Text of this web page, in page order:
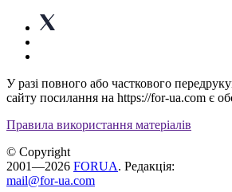
У разі повного або часткового
сайту посилання на https://for-ua.com є
Правила використання матеріалів
© Copyright
2001—2026 FORUA. Редакція:
mail@for-ua.com